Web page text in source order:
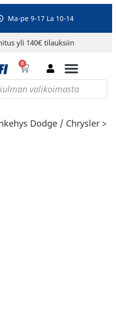
Ma-pe 9-17 La 10-14
yli 140€ tilauksiin
0
Dodge / Chrysler >